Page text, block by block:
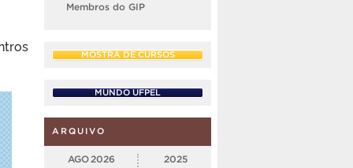
Membros do GIP
MOSTRA DE CURSOS
MUNDO UFPEL
ARQUIVO
AGO 2026
2025